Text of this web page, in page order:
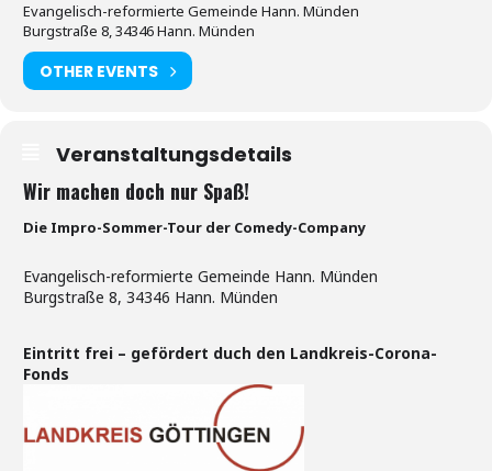
Evangelisch-reformierte Gemeinde Hann. Münden
Burgstraße 8, 34346 Hann. Münden
OTHER EVENTS
Veranstaltungsdetails
Wir machen doch nur Spaß!
Die Impro-Sommer-Tour der Comedy-Company
Evangelisch-reformierte Gemeinde Hann. Münden
Burgstraße 8, 34346 Hann. Münden
Eintritt frei – gefördert duch den Landkreis-Corona-
Fonds